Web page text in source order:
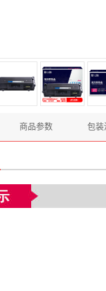
商品参数 包装